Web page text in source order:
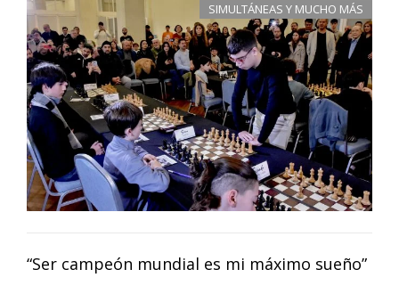
SIMULTÁNEAS Y MUCHO MÁS
“Ser campeón mundial es mi máximo sueño”